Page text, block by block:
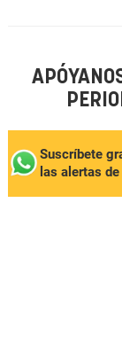
Suscríbete
las alertas